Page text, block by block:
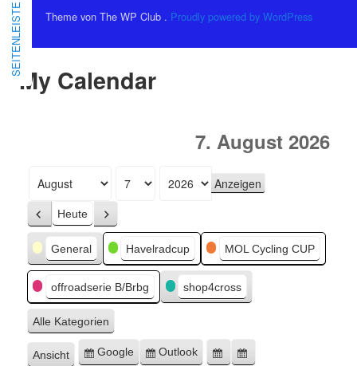
My Calendar
7. August 2026
Monat
Tag
Jahr
Zurück
Heute Weiter
Kategorien
General Havelradcup MOL Cycling CUP
offroadserie B/Brbg shop4cross
Alle Kategorien
Ansicht ausdrucken
Eintragen
Google
Eintragen
Outlook
Google-
SEITENLEISTE Theme von The WP Club . Proudly powered by WordPress